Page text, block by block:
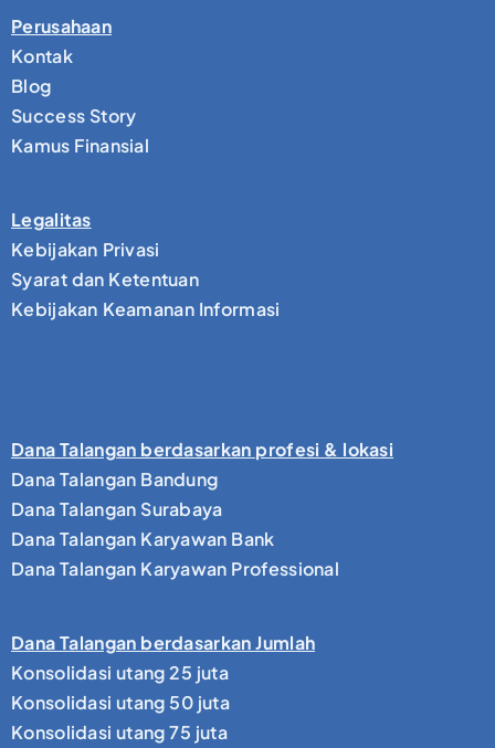
Perusahaan
Kontak
Blog
Success Story
Kamus Finansial
Legalitas
Kebijakan Privasi
Syarat dan Ketentuan
Kebijakan Keamanan Informasi
Dana Talangan berdasarkan profesi & lokasi
Dana Talangan Bandung
Dana Talangan Surabaya
Dana Talangan Karyawan Bank
Dana Talangan Karyawan Professional
Dana Talangan berdasarkan Jumlah
Konsolidasi utang 25 juta
Konsolidasi utang 50 juta
Konsolidasi utang 75 juta